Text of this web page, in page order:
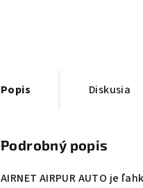
Popis Diskusia
Podrobný popis
AIRNET AIRPUR AUTO je